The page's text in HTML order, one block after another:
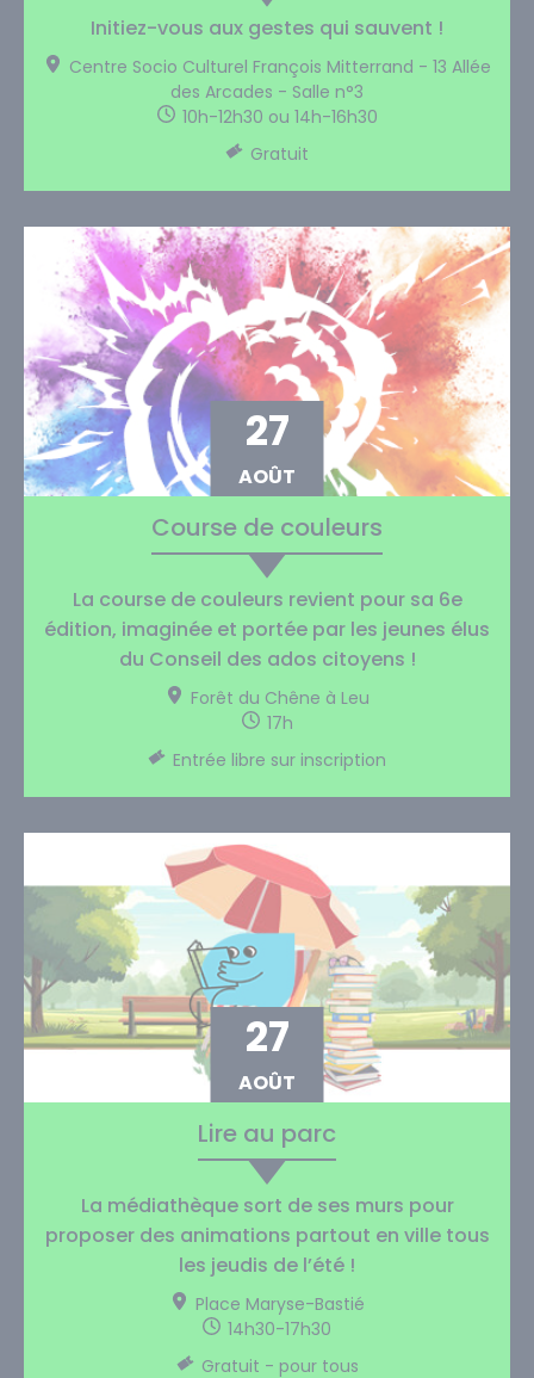
Initiez-vous aux gestes qui sauvent !
Centre Socio Culturel François Mitterrand - 13 Allée
des Arcades - Salle n°3
10h-12h30 ou 14h-16h30
Gratuit
27
AOÛT
Course de couleurs
La course de couleurs revient pour sa 6e
édition, imaginée et portée par les jeunes élus
du Conseil des ados citoyens !
Forêt du Chêne à Leu
17h
Entrée libre sur inscription
27
AOÛT
Lire au parc
La médiathèque sort de ses murs pour
proposer des animations partout en ville tous
les jeudis de l’été !
Place Maryse-Bastié
14h30-17h30
Gratuit - pour tous